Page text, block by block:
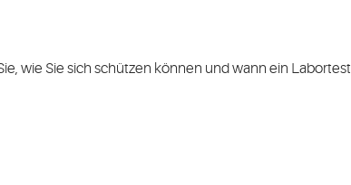
wie Sie sich schützen können und wann ein Labortest